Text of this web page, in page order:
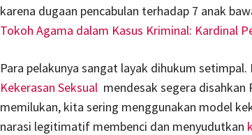
karena dugaan pencabulan terhadap 7 anak
Tokoh Agama dalam Kasus Kriminal: Kardinal
Para pelakunya sangat layak dihukum setimpal.
Kekerasan Seksual mendesak segera disahkan
memilukan, kita sering menggunakan model
narasi legitimatif membenci dan menyudutkan